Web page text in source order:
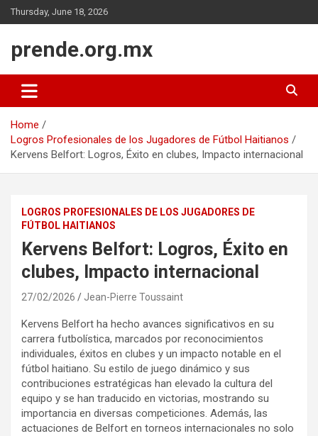
Skip
to
Thursday, June 18, 2026
prende.org.mx
Home
Logros Profesionales de los Jugadores de Fútbol Haitianos
Kervens Belfort: Logros, Éxito en clubes, Impacto internacional
LOGROS PROFESIONALES DE LOS JUGADORES DE
FÚTBOL HAITIANOS
Kervens Belfort: Logros, Éxito en
clubes, Impacto internacional
27/02/2026 Jean-Pierre Toussaint
Kervens Belfort ha hecho avances significativos en su
carrera futbolística, marcados por reconocimientos
individuales, éxitos en clubes y un impacto notable en el
fútbol haitiano. Su estilo de juego dinámico y sus
contribuciones estratégicas han elevado la cultura del
equipo y se han traducido en victorias, mostrando su
importancia en diversas competiciones. Además, las
actuaciones de Belfort en torneos internacionales no solo